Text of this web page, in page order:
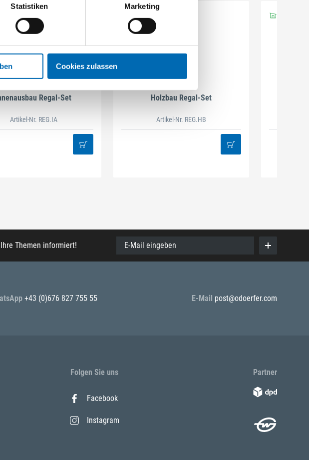
Statistiken Marketing
Cookies zulassen
Regal-Set
Artikel-Nr. REG.IA
Holzbau Regal-Set
Artikel-Nr. REG.HB
Themen informiert! E-Mail eingeben
+43 (0)676 827 755 55 E-Mail post@odoerfer.com
Folgen Sie uns
Facebook
Instagram
Partner